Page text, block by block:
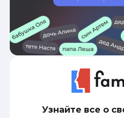
Узнайте все о